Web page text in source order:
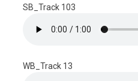
SB_Track 103
WB_Track 13